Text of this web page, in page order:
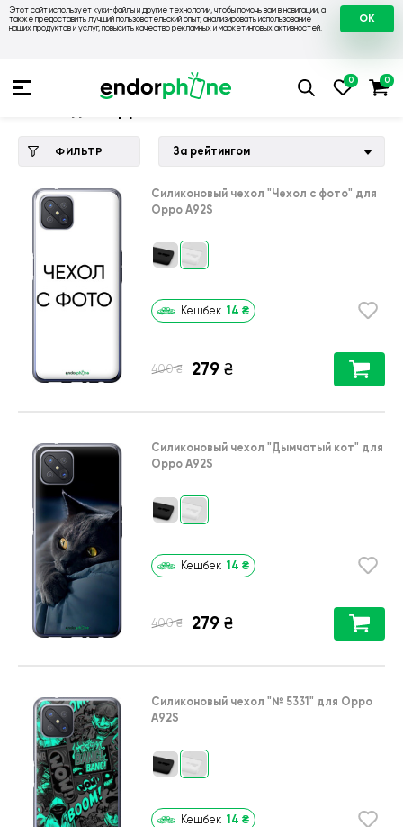
Этот сайт использует куки-файлы и другие технологии, чтобы помочь вам в навигации, а
также предоставить лучший пользовательский опыт, анализировать использование
наших продуктов и услуг, повысить качество рекламных и маркетинговых активностей.
OK
💙 Чехлы на Oppo 💛 Чехол для Oppo
ФИЛЬТР За рейтингом
Силиконовый чехол "Чехол с фото" для
Oppo A92S
Кешбек 14 ₴
400 ₴ 279 ₴
Силиконовый чехол "Дымчатый кот" для
Oppo A92S
Кешбек 14 ₴
400 ₴ 279 ₴
Силиконовый чехол "№ 5331" для Oppo
A92S
Кешбек 14 ₴